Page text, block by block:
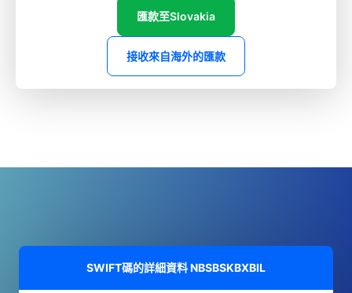
匯款至Slovakia
接收來自海外的匯款
SWIFT碼的詳細資料NBSBSKBXBIL